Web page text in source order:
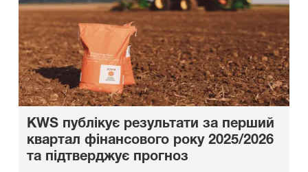
KWS публікує результати за перший
квартал фінансового року 2025/2026
та підтверджує прогноз